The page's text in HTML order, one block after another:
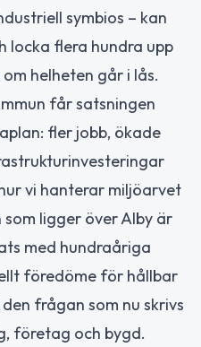
symbios – kan
locka flera hundra upp
helheten går i lås.
får satsningen
fler jobb, ökade
vi hanterar miljöarvet
ligger över Alby är
med hundraåriga
föredöme för hållbar
frågan som nu skrivs
företag och bygd.